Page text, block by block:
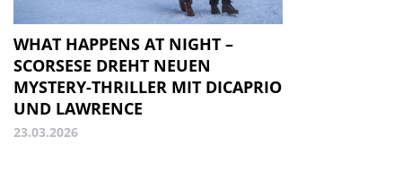
WHAT HAPPENS AT NIGHT –
SCORSESE DREHT NEUEN
MYSTERY-THRILLER MIT DICAPRIO
UND LAWRENCE
23.03.2026